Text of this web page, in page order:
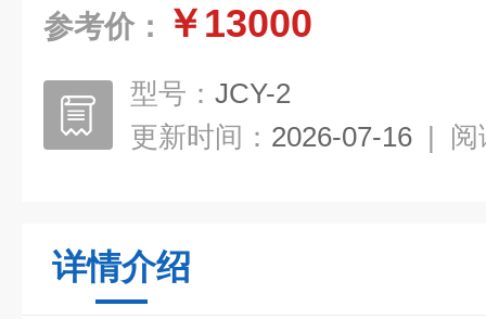
参考价： ￥13000
型号： JCY-2
更新时间： 2026-07-16 | 阅
详情介绍